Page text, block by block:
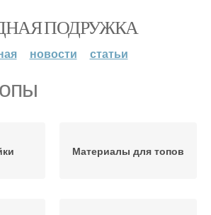
ПОДРУЖКА
новости статьи
Материалы для топов